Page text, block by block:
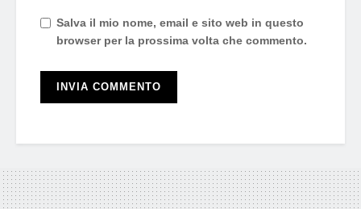
Salva il mio nome, email e sito web in questo
browser per la prossima volta che commento.